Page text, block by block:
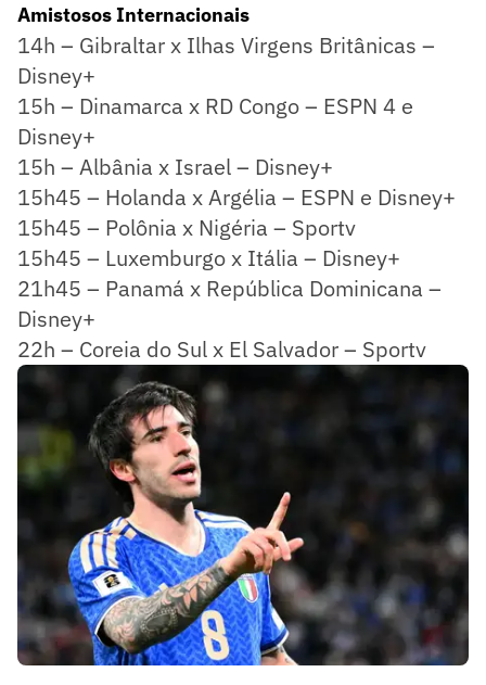
Amistosos Internacionais
14h – Gibraltar x Ilhas Virgens Britânicas –
Disney+
15h – Dinamarca x RD Congo – ESPN 4 e
Disney+
15h – Albânia x Israel – Disney+
15h45 – Holanda x Argélia – ESPN e Disney+
15h45 – Polônia x Nigéria – Sportv
15h45 – Luxemburgo x Itália – Disney+
21h45 – Panamá x República Dominicana –
Disney+
22h – Coreia do Sul x El Salvador – Sportv